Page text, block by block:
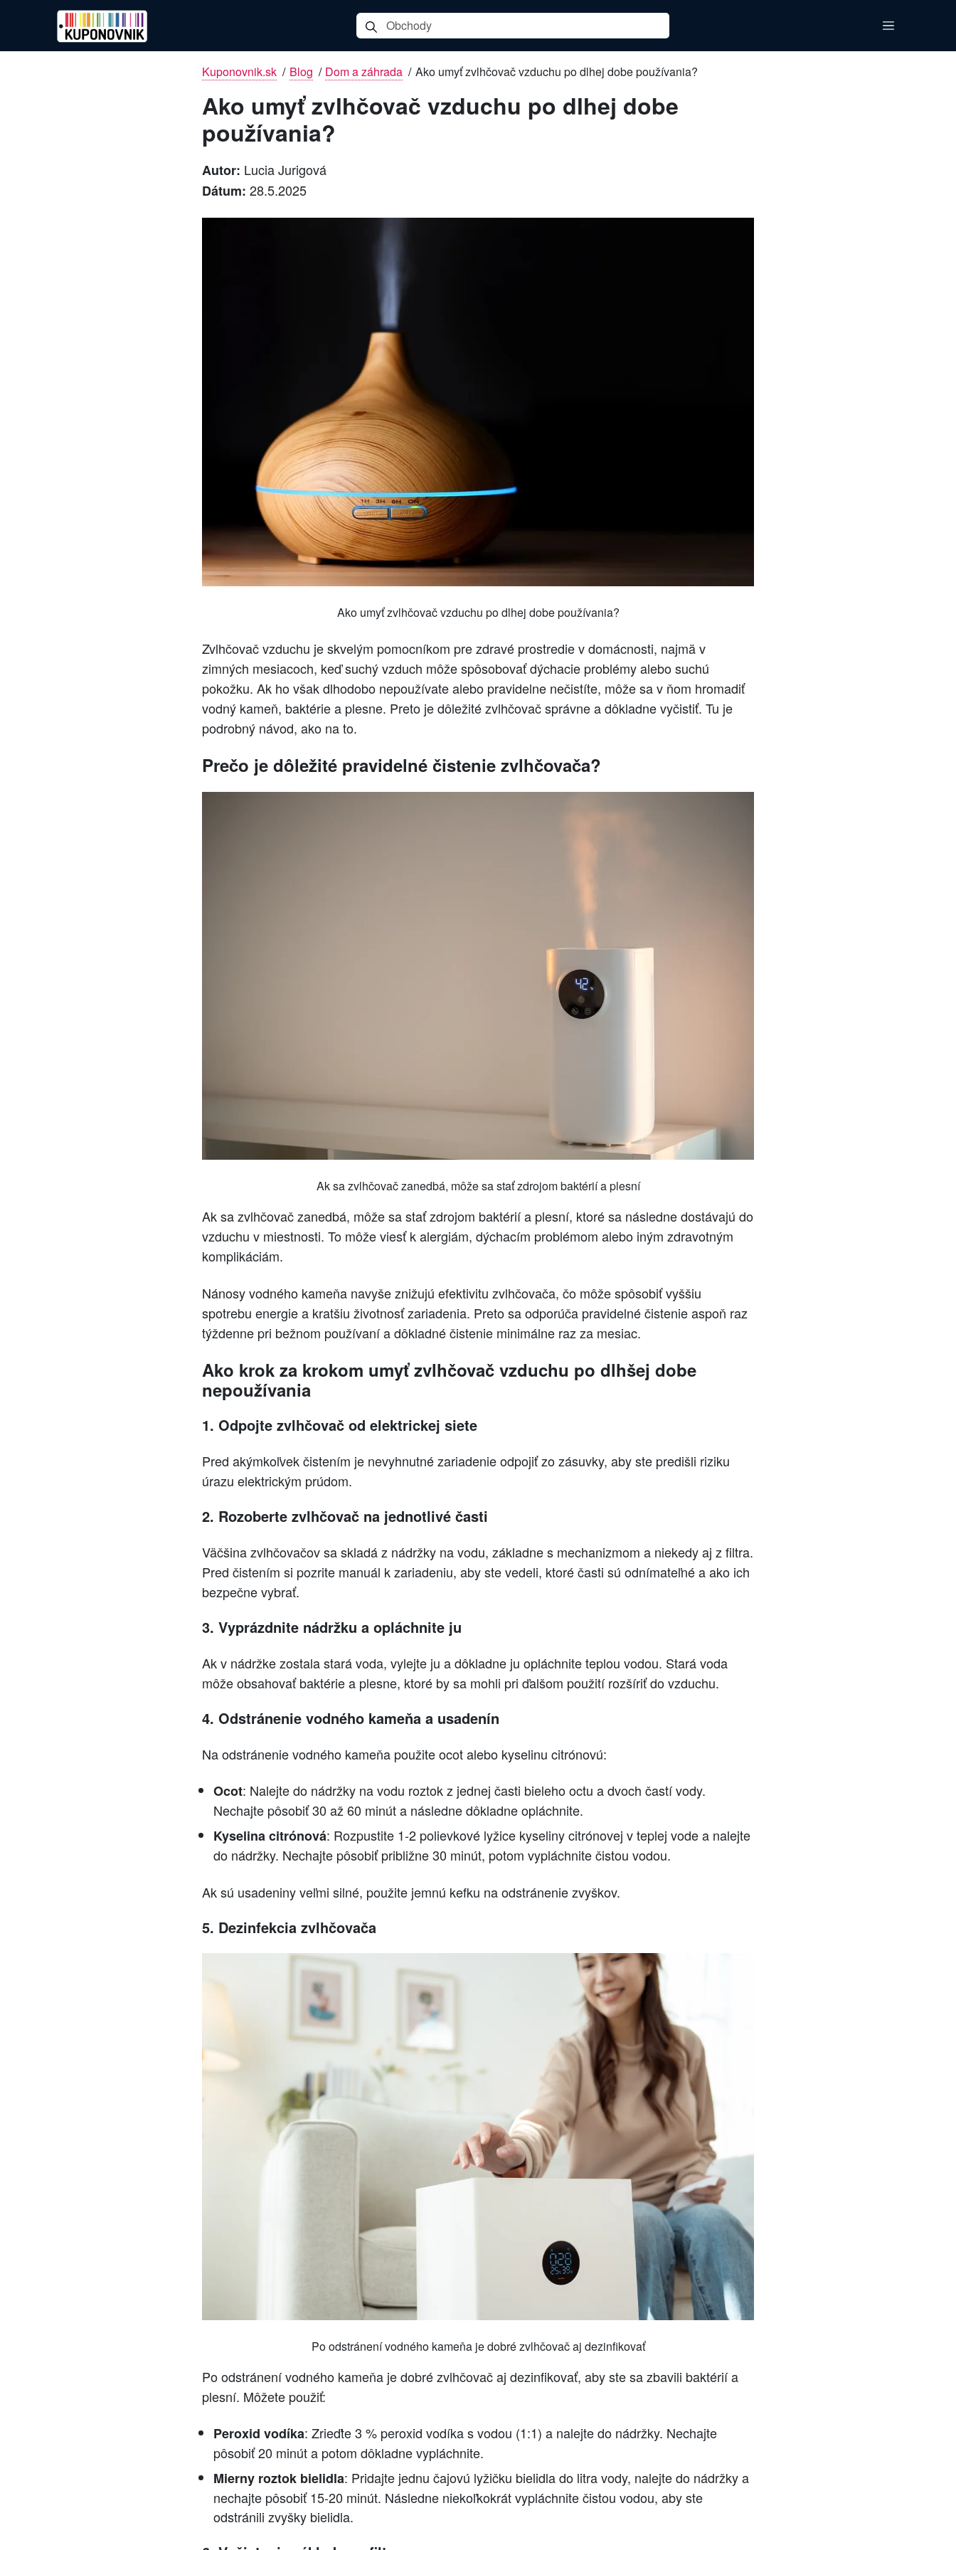
Kuponovnik.sk / Blog / Dom a záhrada / Ako umyť zvlhčovač vzduchu po dlhej dobe používania?
Ako umyť zvlhčovač vzduchu po dlhej dobe
používania?
Autor: Lucia Jurigová
Dátum: 28.5.2025
Ako umyť zvlhčovač vzduchu po dlhej dobe používania?
Zvlhčovač vzduchu je skvelým pomocníkom pre zdravé prostredie v domácnosti, najmä v
zimných mesiacoch, keď suchý vzduch môže spôsobovať dýchacie problémy alebo suchú
pokožku. Ak ho však dlhodobo nepoužívate alebo pravidelne nečistíte, môže sa v ňom hromadiť
vodný kameň, baktérie a plesne. Preto je dôležité zvlhčovač správne a dôkladne vyčistiť. Tu je
podrobný návod, ako na to.
Prečo je dôležité pravidelné čistenie zvlhčovača?
Ak sa zvlhčovač zanedbá, môže sa stať zdrojom baktérií a plesní
Ak sa zvlhčovač zanedbá, môže sa stať zdrojom baktérií a plesní, ktoré sa následne dostávajú do
vzduchu v miestnosti. To môže viesť k alergiám, dýchacím problémom alebo iným zdravotným
komplikáciám.
Nánosy vodného kameňa navyše znižujú efektivitu zvlhčovača, čo môže spôsobiť vyššiu
spotrebu energie a kratšiu životnosť zariadenia. Preto sa odporúča pravidelné čistenie aspoň raz
týždenne pri bežnom používaní a dôkladné čistenie minimálne raz za mesiac.
Ako krok za krokom umyť zvlhčovač vzduchu po dlhšej dobe
nepoužívania
1. Odpojte zvlhčovač od elektrickej siete
Pred akýmkoľvek čistením je nevyhnutné zariadenie odpojiť zo zásuvky, aby ste predišli riziku
úrazu elektrickým prúdom.
2. Rozoberte zvlhčovač na jednotlivé časti
Väčšina zvlhčovačov sa skladá z nádržky na vodu, základne s mechanizmom a niekedy aj z filtra.
Pred čistením si pozrite manuál k zariadeniu, aby ste vedeli, ktoré časti sú odnímateľné a ako ich
bezpečne vybrať.
3. Vyprázdnite nádržku a opláchnite ju
Ak v nádržke zostala stará voda, vylejte ju a dôkladne ju opláchnite teplou vodou. Stará voda
môže obsahovať baktérie a plesne, ktoré by sa mohli pri ďalšom použití rozšíriť do vzduchu.
4. Odstránenie vodného kameňa a usadenín
Na odstránenie vodného kameňa použite ocot alebo kyselinu citrónovú:
Ocot: Nalejte do nádržky na vodu roztok z jednej časti bieleho octu a dvoch častí vody.
Nechajte pôsobiť 30 až 60 minút a následne dôkladne opláchnite.
Kyselina citrónová: Rozpustite 1-2 polievkové lyžice kyseliny citrónovej v teplej vode a nalejte
do nádržky. Nechajte pôsobiť približne 30 minút, potom vypláchnite čistou vodou.
Ak sú usadeniny veľmi silné, použite jemnú kefku na odstránenie zvyškov.
5. Dezinfekcia zvlhčovača
Po odstránení vodného kameňa je dobré zvlhčovač aj dezinfikovať
Po odstránení vodného kameňa je dobré zvlhčovač aj dezinfikovať, aby ste sa zbavili baktérií a
plesní. Môžete použiť:
Peroxid vodíka: Zrieďte 3 % peroxid vodíka s vodou (1:1) a nalejte do nádržky. Nechajte
pôsobiť 20 minút a potom dôkladne vypláchnite.
Mierny roztok bielidla: Pridajte jednu čajovú lyžičku bielidla do litra vody, nalejte do nádržky a
nechajte pôsobiť 15-20 minút. Následne niekoľkokrát vypláchnite čistou vodou, aby ste
odstránili zvyšky bielidla.